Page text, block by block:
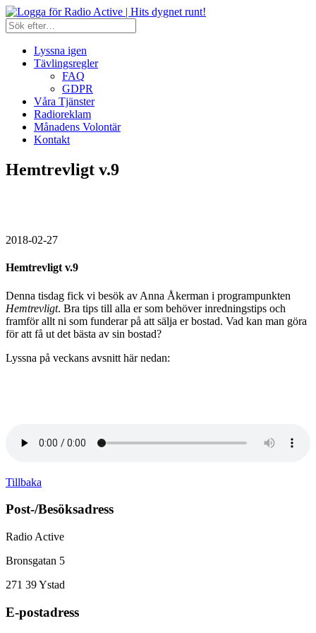
Lyssna igen
Tävlingsregler
FAQ
GDPR
Våra Tjänster
Radioreklam
Månadens Volontär
Kontakt
Hemtrevligt v.9
2018-02-27
Hemtrevligt v.9
Denna tisdag fick vi besök av Anna Åkerman i programpunkten
Hemtrevligt. Bra tips till alla er som behöver inredningstips och
framför allt ni som funderar på att sälja er bostad. Vad kan man göra
för att få ut det bästa av sin bostad?
Lyssna på veckans avsnitt här nedan:
Tillbaka
Post-/Besöksadress
Radio Active
Bronsgatan 5
271 39Ystad
E-postadress